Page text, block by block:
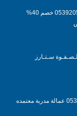
شركة مكافحة الحشرات بالرياض 0539205789 خصم 40%
سـتـارز
افضل شركة تنظيف بالرياض 0539205789 عمالة مدربة معتمده